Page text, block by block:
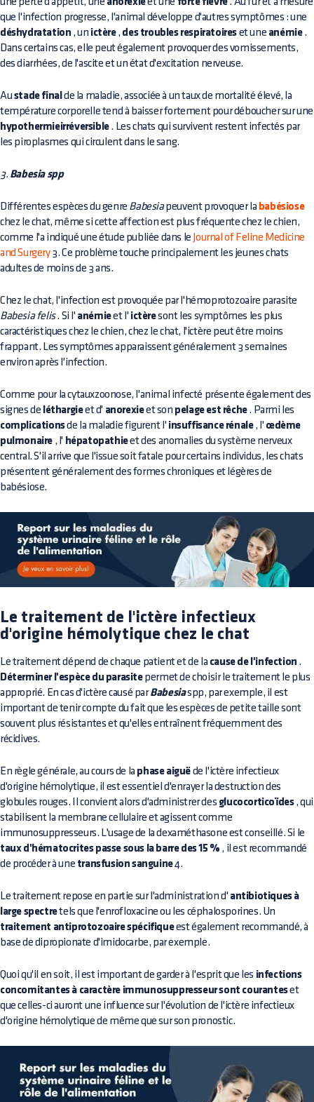
que l'infection progresse, l'animal développe d'autres symptômes : une
déshydratation , un ictère, des troubles respiratoires et une anémie.
Dans certains cas, elle peut également provoquer des vomissements,
des diarrhées, de l'ascite et un état d'excitation nerveuse.
Au stade final de la maladie, associée à un taux de mortalité élevé, la
température corporelle tend à baisser fortement pour déboucher sur une
hypothermieirréversible. Les chats qui survivent restent infectés par
les piroplasmes qui circulent dans le sang.
3. Babesia spp
Différentes espèces du genre Babesiapeuvent provoquer la babésiose
chez le chat, même si cette affection est plus fréquente chez le chien,
comme l'a indiqué une étude publiée dans le Journal of Feline Medicine
and Surgery3. Ce problème touche principalement les jeunes chats
adultes de moins de 3 ans.
Chez le chat, l'infection est provoquée par l'hémoprotozoaire parasite
Babesia felis. Si l' anémieet l' ictèresont les symptômes les plus
caractéristiques chez le chien, chez le chat, l'ictère peut être moins
frappant. Les symptômes apparaissent généralement 3 semaines
environ après l'infection.
Comme pour la cytauxzoonose, l'animal infecté présente également des
signes de léthargieet d' anorexieet son pelage est rêche. Parmi les
complicationsde la maladie figurent l' insuffisance rénale, l' œdème
pulmonaire , l' hépatopathieet des anomalies du système nerveux
central. S'il arrive que l'issue soit fatale pour certains individus, les chats
présentent généralement des formes chroniques et légères de
babésiose.
Le traitement de l'ictère infectieux
d'origine hémolytique chez le chat
Le traitement dépend de chaque patient et de la cause de l'infection .
Déterminer l'espèce du parasitepermet de choisir le traitement le plus
approprié. En cas d'ictère causé parBabesiaspp, par exemple, il est
important de tenir compte du fait que les espèces de petite taille sont
souvent plus résistantes et qu'elles entraînent fréquemment des
récidives.
En règle générale, au cours de la phase aiguë de l'ictère infectieux
d'origine hémolytique, il est essentiel d'enrayer la destruction des
globules rouges. Il convient alors d'administrer des glucocorticoïdes, qui
stabilisent la membrane cellulaire et agissent comme
immunosuppresseurs. L'usage de la dexaméthasone est conseillé. Si le
taux d'hématocrites passe sous la barre des 15 % , il est recommandé
de procéder à une transfusion sanguine4.
Le traitement repose en partie sur l'administration d' antibiotiques à
large spectretels que l'enrofloxacine ou les céphalosporines. Un
traitement antiprotozoaire spécifiqueest également recommandé, à
base de dipropionate d'imidocarbe, par exemple.
Quoi qu'il en soit, il est important de garder à l'esprit que les infections
concomitantes à caractère immunosuppresseur sont couranteset
que celles-ci auront une influence sur l'évolution de l'ictère infectieux
d'origine hémolytique de même que sur son pronostic.